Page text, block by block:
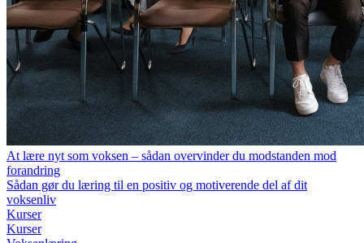
At lære nyt som voksen – sådan overvinder du modstanden mod
forandring
Sådan gør du læring til en positiv og motiverende del af dit
voksenliv
Kurser
Kurser